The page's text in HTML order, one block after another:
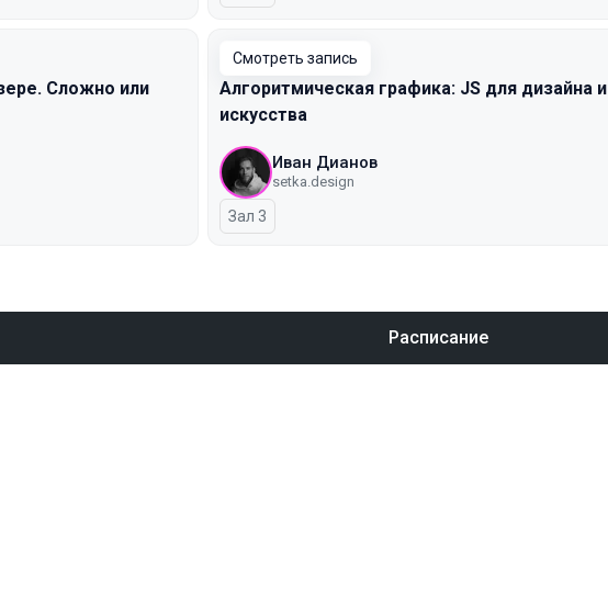
Сложно или
Смотреть запись
Алгоритмическая графика: JS для дизайна и
искусства
Иван Дианов
setka.design
Зал 3
Расписание